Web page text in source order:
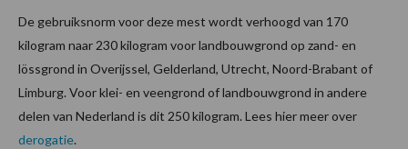
De gebruiksnorm voor deze mest wordt verhoogd van 170
kilogram naar 230 kilogram voor landbouwgrond op zand- en
lössgrond in Overijssel, Gelderland, Utrecht, Noord-Brabant of
Limburg. Voor klei- en veengrond of landbouwgrond in andere
delen van Nederland is dit 250 kilogram. Lees hier meer over
derogatie.